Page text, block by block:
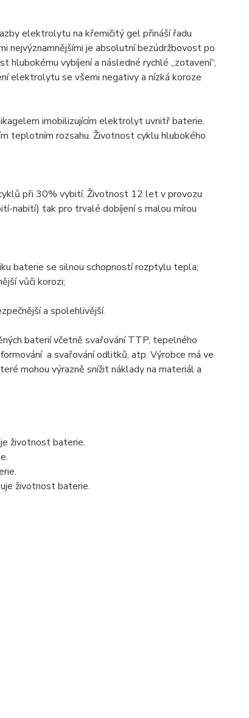
elektrolytu na křemičitý gel přináší řadu
je absolutní bezúdržbovost po
vybíjení a následné rychlé „zotavení“,
elektrolytu se všemi negativy a nízká koroze
imobilizujícím elektrolyt uvnitř baterie.
teplotním rozsahu. Životnost cyklu hlubokého
při 30% vybití. Životnost 12 let v provozu
nabití) tak pro trvalé dobíjení s malou mírou
baterie se silnou schopností rozptylu tepla;
vůči korozi;
a spolehlivější.
baterií včetně svařování TTP, tepelného
a svařování odlitků, atp. Výrobce má ve
mohou výrazně snížit náklady na materiál a
životnost baterie.
životnost baterie.